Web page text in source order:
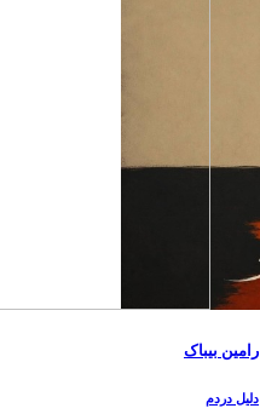
رامین بیباک
دلیل دردم